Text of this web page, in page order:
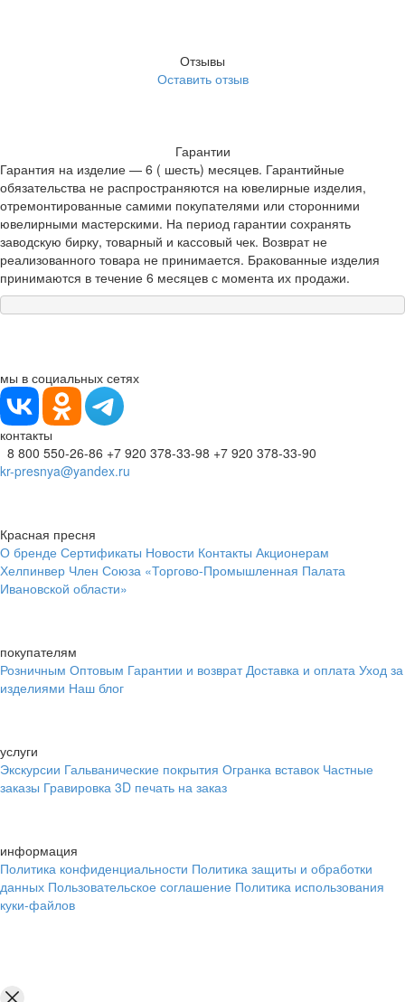
Отзывы
Оставить отзыв
Гарантии
Гарантия на изделие — 6 ( шесть) месяцев. Гарантийные
обязательства не распространяются на ювелирные изделия,
отремонтированные самими покупателями или сторонними
ювелирными мастерскими. На период гарантии сохранять
заводскую бирку, товарный и кассовый чек. Возврат не
реализованного товара не принимается. Бракованные изделия
принимаются в течение 6 месяцев с момента их продажи.
мы в социальных сетях
контакты
8 800 550-26-86 +7 920 378-33-98 +7 920 378-33-90
kr-presnya@yandex.ru
Красная пресня
О бренде Сертификаты Новости Контакты Акционерам
Хелпинвер Член Союза «Торгово-Промышленная Палата
Ивановской области»
покупателям
Розничным Оптовым Гарантии и возврат Доставка и оплата Уход за
изделиями Наш блог
услуги
Экскурсии Гальванические покрытия Огранка вставок Частные
заказы Гравировка 3D печать на заказ
информация
Политика конфиденциальности Политика защиты и обработки
данных Пользовательское соглашение Политика использования
куки-файлов